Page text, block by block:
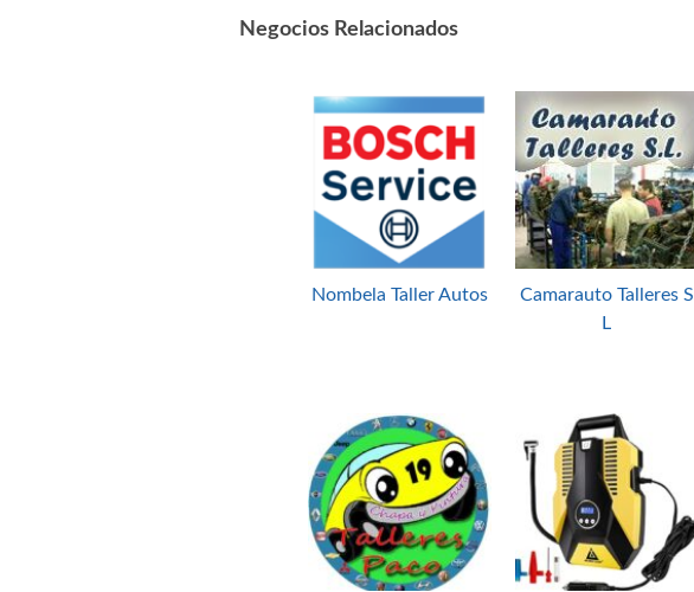
Negocios Relacionados
Nombela Taller Autos
Camarauto Talleres S
L